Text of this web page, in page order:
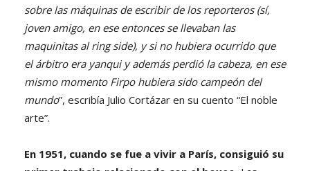
sobre las máquinas de escribir de los reporteros (sí,
joven amigo, en ese entonces se llevaban las
maquinitas al ring side), y si no hubiera ocurrido que
el árbitro era yanqui y además perdió la cabeza, en ese
mismo momento Firpo hubiera sido campeón del
mundo”, escribía Julio Cortázar en su cuento “El noble
arte”.
En 1951, cuando se fue a vivir a París, consiguió su